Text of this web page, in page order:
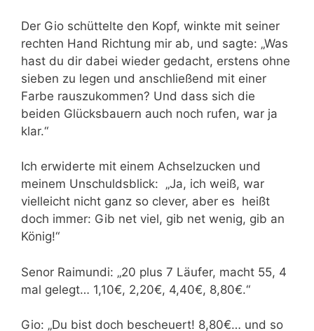
Der Gio schüttelte den Kopf, winkte mit seiner
rechten Hand Richtung mir ab, und sagte: „Was
hast du dir dabei wieder gedacht, erstens ohne
sieben zu legen und anschließend mit einer
Farbe rauszukommen? Und dass sich die
beiden Glücksbauern auch noch rufen, war ja
klar.“
Ich erwiderte mit einem Achselzucken und
meinem Unschuldsblick: „Ja, ich weiß, war
vielleicht nicht ganz so clever, aber es heißt
doch immer: Gib net viel, gib net wenig, gib an
König!“
Senor Raimundi: „20 plus 7 Läufer, macht 55, 4
mal gelegt… 1,10€, 2,20€, 4,40€, 8,80€.“
Gio: „Du bist doch bescheuert! 8,80€… und so